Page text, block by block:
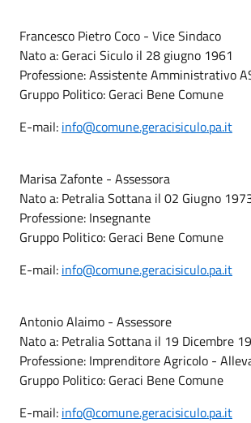
Francesco Pietro Coco - Vice Sindaco
Nato a: Geraci Siculo il 28 giugno 1961
Professione: Assistente Amministrativo
Gruppo Politico: Geraci Bene Comune
E-mail: info@comune.geracisiculo.pa.it
Marisa Zafonte - Assessora
Nato a: Petralia Sottana il 02 Giugno
Professione: Insegnante
Gruppo Politico: Geraci Bene Comune
E-mail: info@comune.geracisiculo.pa.it
Antonio Alaimo - Assessore
Nato a: Petralia Sottana il 19 Dicembre
Professione: Imprenditore Agricolo -
Gruppo Politico: Geraci Bene
E-mail: info@comune.geracisiculo.pa.it